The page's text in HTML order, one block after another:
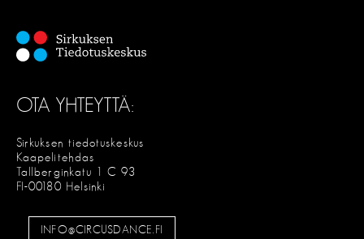
OTA YHTEYTTÄ:
Sirkuksen tiedotuskeskus
Kaapelitehdas
Tallberginkatu 1 C 93
FI-00180 Helsinki
INFO@CIRCUSDANCE.FI